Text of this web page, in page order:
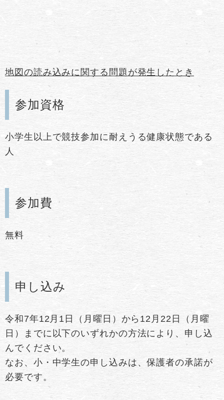
地図の読み込みに関する問題が発生したとき
参加資格
小学生以上で競技参加に耐えうる健康状態である
人
参加費
無料
申し込み
令和7年12月1日（月曜日）から12月22日（月曜
日）までに以下のいずれかの方法により、申し込
んでください。
なお、小・中学生の申し込みは、保護者の承諾が
必要です。